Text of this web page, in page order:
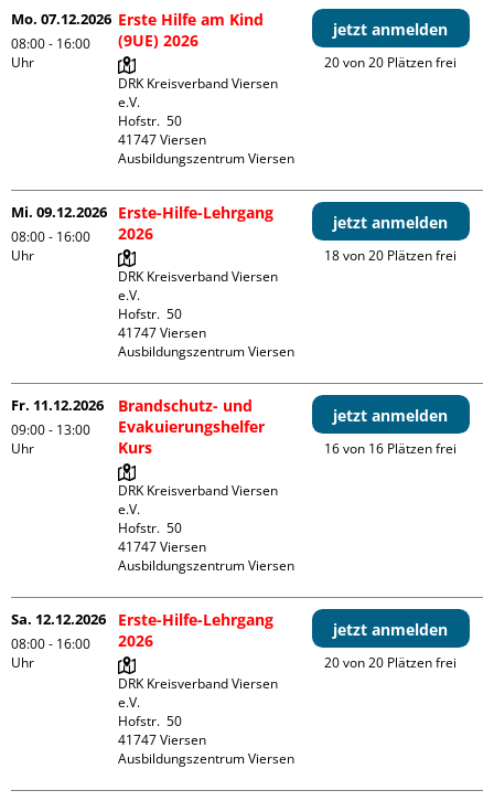
Mo. 07.12.2026
08:00 - 16:00
Uhr
Erste Hilfe am Kind
(9UE) 2026
DRK Kreisverband Viersen
e.V.
Hofstr.  50
41747 Viersen
Ausbildungszentrum Viersen
jetzt anmelden
20 von 20 Plätzen frei
Mi. 09.12.2026
08:00 - 16:00
Uhr
Erste-Hilfe-Lehrgang
2026
DRK Kreisverband Viersen
e.V.
Hofstr.  50
41747 Viersen
Ausbildungszentrum Viersen
jetzt anmelden
18 von 20 Plätzen frei
Fr. 11.12.2026
09:00 - 13:00
Uhr
Brandschutz- und
Evakuierungshelfer
Kurs
DRK Kreisverband Viersen
e.V.
Hofstr.  50
41747 Viersen
Ausbildungszentrum Viersen
jetzt anmelden
16 von 16 Plätzen frei
Sa. 12.12.2026
08:00 - 16:00
Uhr
Erste-Hilfe-Lehrgang
2026
DRK Kreisverband Viersen
e.V.
Hofstr.  50
41747 Viersen
Ausbildungszentrum Viersen
jetzt anmelden
20 von 20 Plätzen frei